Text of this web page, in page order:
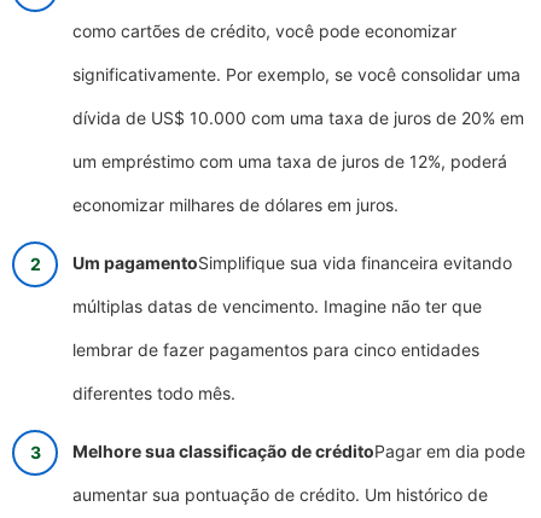
como cartões de crédito, você pode economizar
significativamente. Por exemplo, se você consolidar uma
dívida de US$ 10.000 com uma taxa de juros de 20% em
um empréstimo com uma taxa de juros de 12%, poderá
economizar milhares de dólares em juros.
Um pagamentoSimplifique sua vida financeira evitando
múltiplas datas de vencimento. Imagine não ter que
lembrar de fazer pagamentos para cinco entidades
diferentes todo mês.
Melhore sua classificação de créditoPagar em dia pode
aumentar sua pontuação de crédito. Um histórico de